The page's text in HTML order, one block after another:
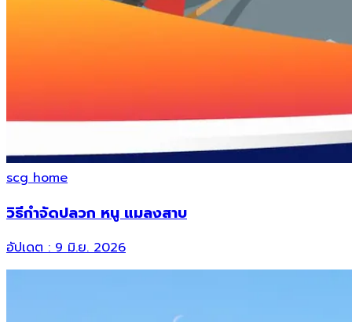
scg home
วิธีกำจัดปลวก หนู แมลงสาบ
อัปเดต :9 มิ.ย. 2026